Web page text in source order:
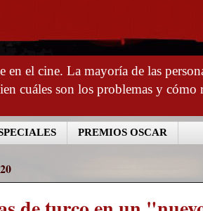
en el cine. La mayoría de las
cuáles son los problemas y cómo
PREMIOS OSCAR